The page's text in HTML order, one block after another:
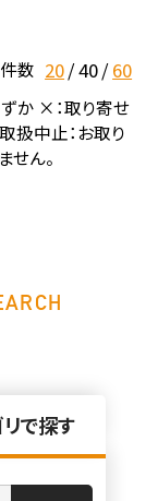
数 20 40 60
か ×：取り寄せ
扱中止：お取り
せん。
で探す